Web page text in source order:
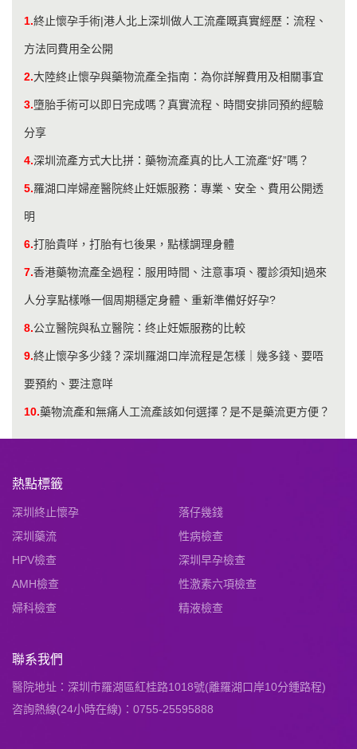
1.終止懷孕手術|港人北上深圳做人工流產嘅真實經歷：流程、
方法同費用全公開
2.​大陸終止懷孕與藥物流產全指南：為你詳解費用及相關事宜
3.墮胎手術可以即日完成嗎？真實流程、時間安排同預約經驗
分享
4.深圳流產方式大比拼：藥物流產真的比人工流產“好”嗎？
5.羅湖口岸婦産醫院終止妊娠服務：專業、安全、費用公開透
明
6.打胎貴咩，打胎有乜後果，點樣調理身體
7.香港藥物流產全過程：服用時間、注意事項、覆診須知|過來
人分享點樣喺一個周期穩定身體、重新準備好好孕?
8.公立醫院與私立醫院：终止妊娠服務的比較
9.終止懷孕多少錢？深圳羅湖口岸流程是怎樣｜幾多錢、要唔
要預約、要注意咩
10.​藥物流產和無痛人工流產該如何選擇？是不是藥流更方便？
熱點標籤
深圳終止懷孕
落仔幾錢
深圳藥流
性病檢查
HPV檢查
深圳早孕檢查
AMH檢查
性激素六項檢查
婦科檢查
精液檢查
聯系我們
醫院地址：深圳市羅湖區紅桂路1018號(離羅湖口岸10分鍾路程)
咨詢熱線(24小時在線)：0755-25595888